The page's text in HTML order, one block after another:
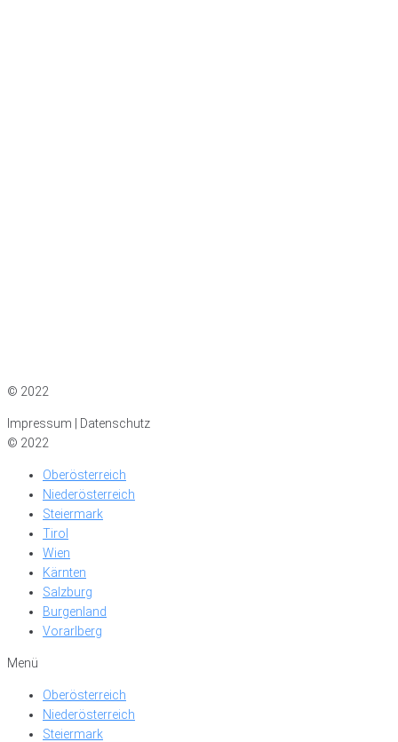
© 2022
Impressum | Datenschutz
© 2022
Oberösterreich
Niederösterreich
Steiermark
Tirol
Wien
Kärnten
Salzburg
Burgenland
Vorarlberg
Menü
Oberösterreich
Niederösterreich
Steiermark